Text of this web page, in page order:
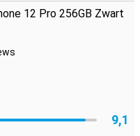
12 Pro 256GB Zwart
9,1